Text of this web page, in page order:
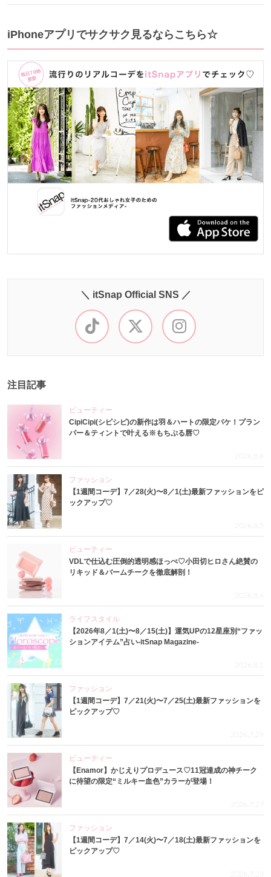
iPhoneアプリでサクサク見るならこちら☆
＼ itSnap Official SNS ／
注目記事
ビューティー
CipiCipi(シピシピ)の新作は羽＆ハートの限定パケ！プラン
パー＆ティントで叶える※もちぷる唇♡
2026.8.6
ファッション
【1週間コーデ】7／28(火)〜8／1(土)最新ファッションをピ
ックアップ♡
2026.8.5
ビューティー
VDLで仕込む圧倒的透明感ほっぺ♡小田切ヒロさん絶賛の
リキッド＆バームチークを徹底解剖！
2026.8.4
ライフスタイル
【2026年8／1(土)〜8／15(土)】運気UPの12星座別“ファッ
ションアイテム”占い-itSnap Magazine-
2026.8.1
ファッション
【1週間コーデ】7／21(火)〜7／25(土)最新ファッションを
ピックアップ♡
2026.7.29
ビューティー
【Enamor】かじえりプロデュース♡11冠達成の神チーク
に待望の限定“ミルキー血色”カラーが登場！
2026.7.27
ファッション
【1週間コーデ】7／14(火)〜7／18(土)最新ファッションを
ピックアップ♡
2026.7.23